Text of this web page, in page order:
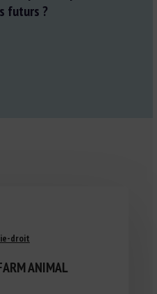
futurs ?
droit
ANIMAL